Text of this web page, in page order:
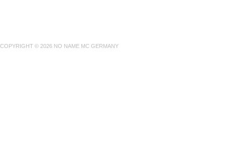
unsererDatenschutzerklärung
COPYRIGHT © 2026 NO NAME MC GERMANY